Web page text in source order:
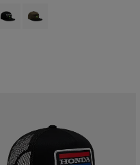
Product swatch type of Zwart.
Product swatch type of